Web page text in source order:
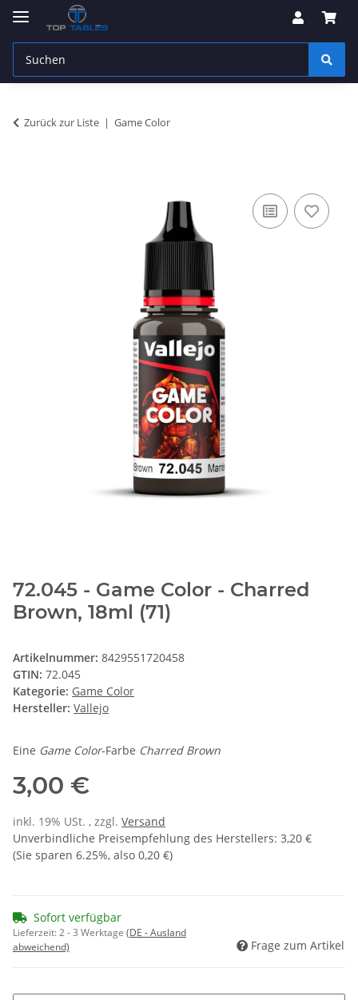
Zurück zur Liste Game Color
72.045 - Game Color - Charred
Brown, 18ml (71)
Artikelnummer: 8429551720458
GTIN: 72.045
Kategorie: Game Color
Hersteller: Vallejo
Eine Game Color-Farbe Charred Brown
3,00 €
inkl. 19% USt. , zzgl. Versand
Unverbindliche Preisempfehlung des Herstellers: 3,20 €
(Sie sparen 6.25%, also 0,20 €)
Sofort verfügbar
Lieferzeit:2 - 3 Werktage (DE - Ausland
abweichend)
Frage zum Artikel